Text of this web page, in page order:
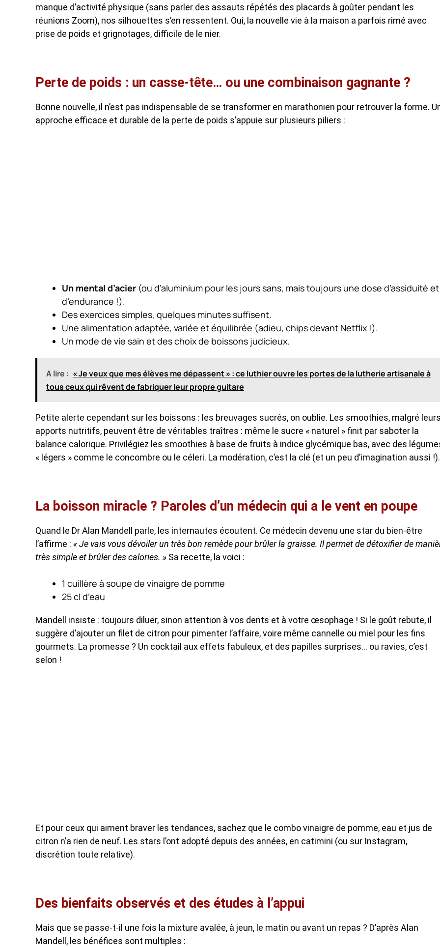
manque d’activité physique (sans parler des assauts répétés des placards à goûter pendant les
réunions Zoom), nos silhouettes s’en ressentent. Oui, la nouvelle vie à la maison a parfois rimé avec
prise de poids et grignotages, difficile de le nier.
Perte de poids : un casse-tête… ou une combinaison gagnante ?
Bonne nouvelle, il n’est pas indispensable de se transformer en marathonien pour retrouver la forme.
approche efficace et durable de la perte de poids s’appuie sur plusieurs piliers :
Un mental d’acier (ou d’aluminium pour les jours sans, mais toujours une dose d’assiduité et
d’endurance !).
Desexercices simples, quelques minutes suffisent.
Une alimentation adaptée, variée et équilibrée (adieu, chips devant Netflix !).
Un mode de vie sain et des choix de boissons judicieux.
A lire : « Je veux que mes élèves me dépassent » : ce luthier ouvre les portes de la lutherie artisanale à
tous ceux qui rêvent de fabriquer leur propre guitare
Petite alerte cependant sur les boissons : les breuvages sucrés, on oublie. Les smoothies, malgré
apports nutritifs, peuvent être de véritables traîtres : même le sucre « naturel » finit par saboter la
balance calorique. Privilégiez les smoothies à base de fruits à indice glycémique bas, avec des
« légers » comme le concombre ou le céleri. La modération, c’est la clé (et un peu d’imagination aussi !).
La boisson miracle ? Paroles d’un médecin qui a le vent en poupe
Quand le Dr Alan Mandell parle, les internautes écoutent. Ce médecin devenu une star du bien-être
l’affirme : « Je vais vous dévoiler un très bon remède pour brûler la graisse. Il permet de détoxifier de
très simple et brûler des calories. » Sa recette, la voici :
1 cuillère à soupe de vinaigre de pomme
25 cl d’eau
Mandell insiste : toujours diluer, sinon attention à vos dents et à votre œsophage ! Si le goût rebute, il
suggère d’ajouter un filet de citron pour pimenter l’affaire, voire même cannelle ou miel pour les fins
gourmets. La promesse ? Un cocktail aux effets fabuleux, et des papilles surprises… ou ravies, c’est
selon !
Et pour ceux qui aiment braver les tendances, sachez que le combo vinaigre de pomme, eau et jus de
citron n’a rien de neuf. Les stars l’ont adopté depuis des années, en catimini (ou sur Instagram,
discrétion toute relative).
Des bienfaits observés et des études à l’appui
Mais que se passe-t-il une fois la mixture avalée, à jeun, le matin ou avant un repas ? D’après Alan
Mandell, les bénéfices sont multiples :